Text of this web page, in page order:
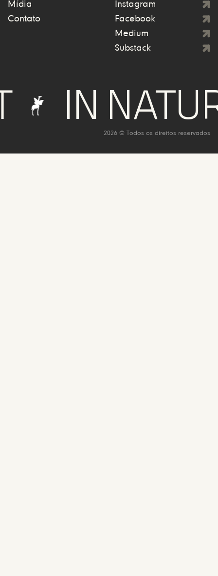
Mídia
Contato
Instagram
Facebook
Medium
Substack
IN
2026 © Todos os direitos reservados